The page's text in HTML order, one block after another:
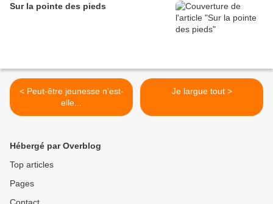
Sur la pointe des pieds
< Peut-être jeunesse n'est-
elle...
Je largue tout >
Hébergé par Overblog
Top articles
Pages